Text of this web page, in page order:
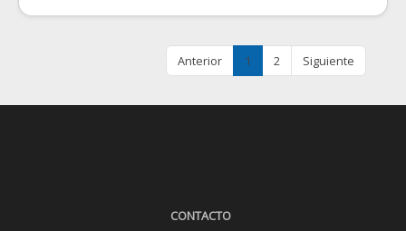
Anterior 1 2 Siguiente
CONTACTO